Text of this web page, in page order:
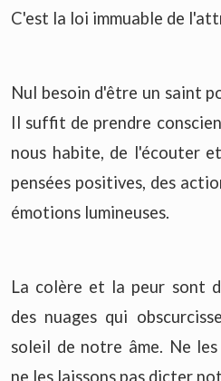
C'est la loi immuable de
Nul besoin d'être un saint
Il suffit de prendre
nous habite, de l'écouter
pensées positives, des
émotions lumineuses.
La colère et la peur sont
des nuages qui
soleil de notre âme. Ne
ne les laissons pas dicter